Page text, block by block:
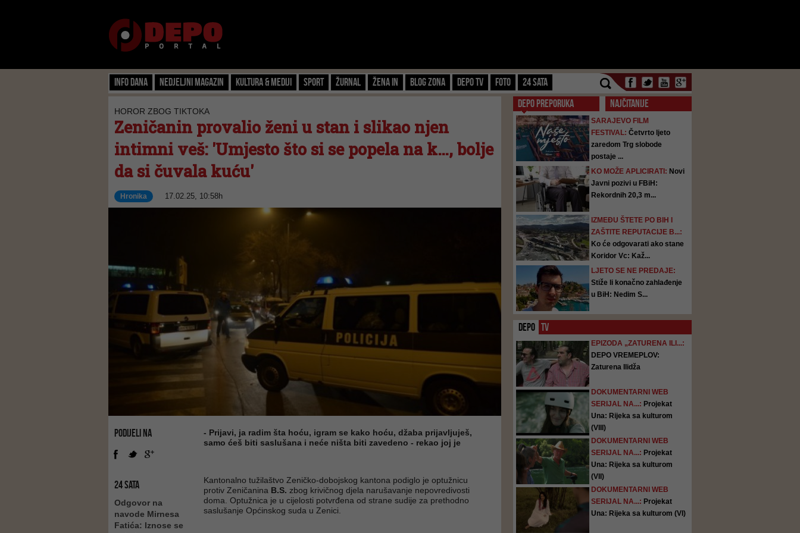
Info dana Nedjeljni magazin Kultura & Mediji Sport Žurnal Žena IN Blog zona Depo TV FOTO 24 SATA
HOROR ZBOG TIKTOKA
Zeničanin provalio ženi u stan i slikao njen
intimni veš: 'Umjesto što si se popela na k…, bolje
da si čuvala kuću'
Hronika 17.02.25, 10:58h
PODIJELI NA
24 SATA
Odgovor na
navode Mirnesa
Fatića: Iznose se
- Prijavi, ja radim šta hoću, igram se kako hoću, džaba prijavljuješ,
samo ćeš biti saslušana i neće ništa biti zavedeno - rekao joj je
Kantonalno tužilaštvo Zeničko-dobojskog kantona podiglo je optužnicu
protiv Zeničanina B.S. zbog krivičnog djela narušavanje nepovredivosti
doma. Optužnica je u cijelosti potvrđena od strane sudije za prethodno
saslušanje Općinskog suda u Zenici.
DEPO PREPORUKA NAJČITANIJE
SARAJEVO FILM
FESTIVAL: Četvrto ljeto
zaredom Trg slobode
postaje ...
KO MOŽE APLICIRATI: Novi
Javni pozivi u FBiH:
Rekordnih 20,3 m...
IZMEĐU ŠTETE PO BIH I
ZAŠTITE REPUTACIJE B...:
Ko će odgovarati ako stane
Koridor Vc: Kaž...
LJETO SE NE PREDAJE:
Stiže li konačno zahlađenje
u BiH: Nedim S...
DEPO TV
EPIZODA „ZATURENA ILI...:
DEPO VREMEPLOV:
Zaturena Ilidža
DOKUMENTARNI WEB
SERIJAL NA...: Projekat
Una: Rijeka sa kulturom
(VIII)
DOKUMENTARNI WEB
SERIJAL NA...: Projekat
Una: Rijeka sa kulturom
(VII)
DOKUMENTARNI WEB
SERIJAL NA...: Projekat
Una: Rijeka sa kulturom (VI)